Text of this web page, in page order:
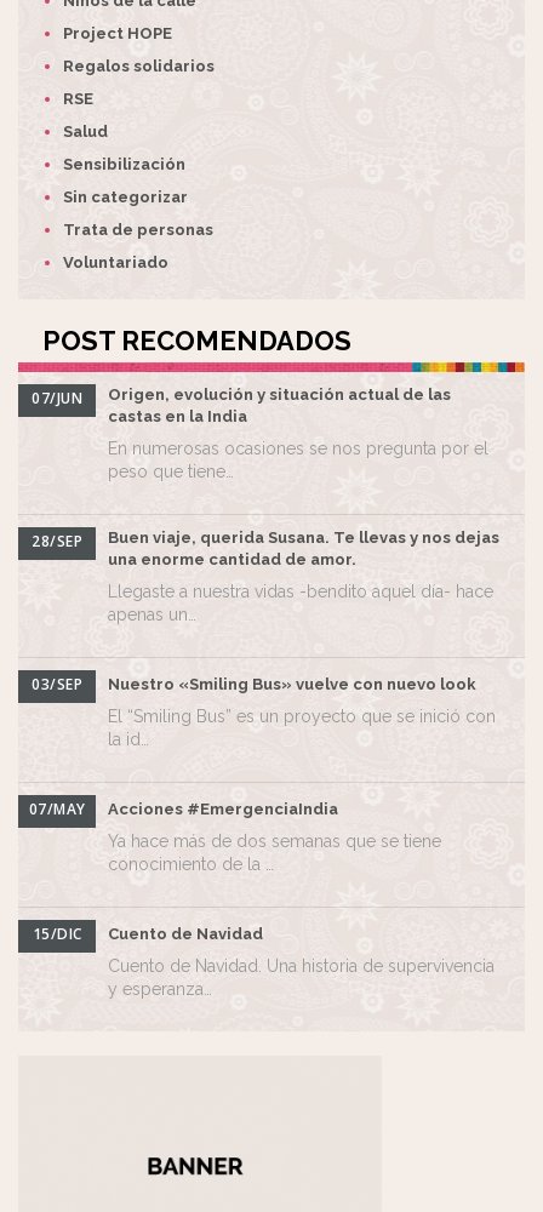
Project HOPE
Regalos solidarios
RSE
Salud
Sensibilización
Sin categorizar
Trata de personas
Voluntariado
POST RECOMENDADOS
07/JUN
Origen, evolución y situación actual de las
castas en la India
En numerosas ocasiones se nos pregunta por el
peso que tiene…
28/SEP
Buen viaje, querida Susana. Te llevas y nos dejas
una enorme cantidad de amor.
Llegaste a nuestra vidas -bendito aquel día- hace
apenas un…
03/SEP Nuestro «Smiling Bus» vuelve con nuevo look
El “Smiling Bus” es un proyecto que se inició con
la id…
07/MAY Acciones #EmergenciaIndia
Ya hace más de dos semanas que se tiene
conocimiento de la …
15/DIC Cuento de Navidad
Cuento de Navidad. Una historia de supervivencia
y esperanza…